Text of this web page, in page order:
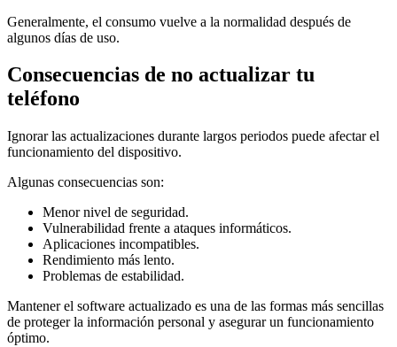
Generalmente, el consumo vuelve a la normalidad después de
algunos días de uso.
Consecuencias de no actualizar tu
teléfono
Ignorar las actualizaciones durante largos periodos puede afectar el
funcionamiento del dispositivo.
Algunas consecuencias son:
Menor nivel de seguridad.
Vulnerabilidad frente a ataques informáticos.
Aplicaciones incompatibles.
Rendimiento más lento.
Problemas de estabilidad.
Mantener el software actualizado es una de las formas más sencillas
de proteger la información personal y asegurar un funcionamiento
óptimo.